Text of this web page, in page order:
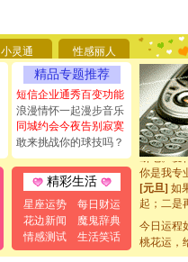
小灵通 性感丽人
精品专题推荐
短信企业通秀百变功能
浪漫情怀一起漫步音乐
同城约会今夜告别寂寞
敢来挑战你的球技吗？
精彩生活
星座运势
每日财运
花边新闻
魔鬼辞典
情感测试
生活笑话
要平安！
[圣诞节]
能正大
天都要快
[圣诞节]
如意,快
[元旦]看
断电。爱
你是我专
[元旦]如
起；二是
离。水晶
[元旦]当
泣，这痛
卖了。水
今日运程
桃花运，